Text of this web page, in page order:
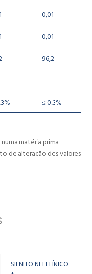
0,01
0,01
96,2
≤ 0,3%
matéria prima
de alteração dos valores
SIENITO NEFELÍNICO